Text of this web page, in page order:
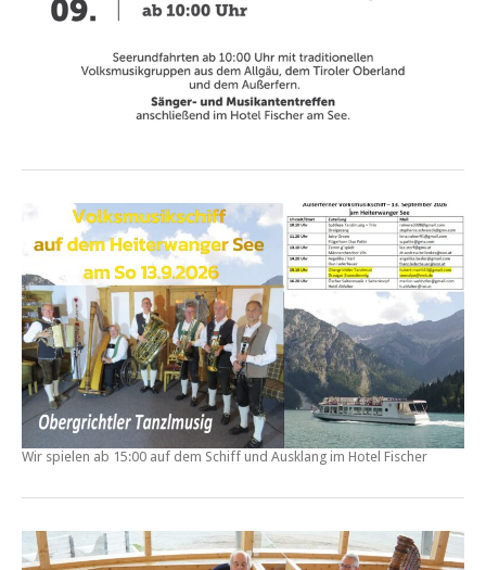
Wir spielen ab 15:00 auf dem Schiff und Ausklang im Hotel Fischer